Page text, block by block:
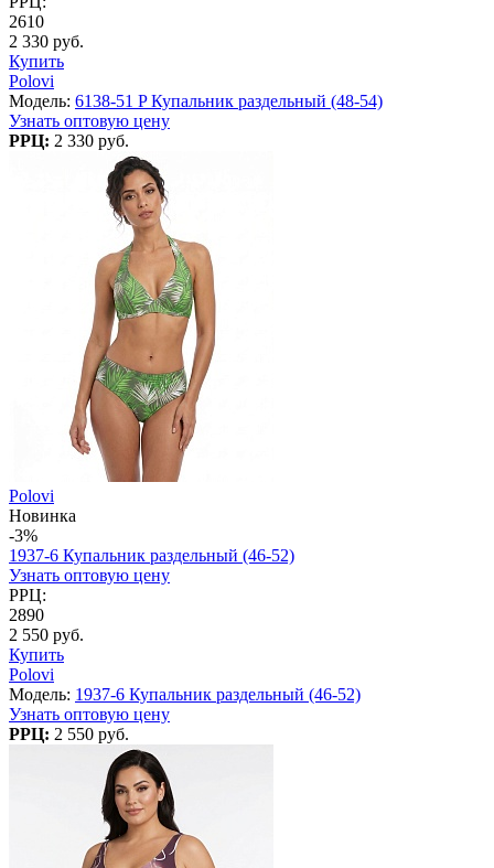
2610
2 330 руб.
Купить
Polovi
Модель: 6138-51 P Купальник раздельный (48-54)
Узнать оптовую цену
РРЦ: 2 330 руб.
Polovi
Новинка
-3%
1937-6 Купальник раздельный (46-52)
Узнать оптовую цену
РРЦ:
2890
2 550 руб.
Купить
Polovi
Модель: 1937-6 Купальник раздельный (46-52)
Узнать оптовую цену
РРЦ: 2 550 руб.